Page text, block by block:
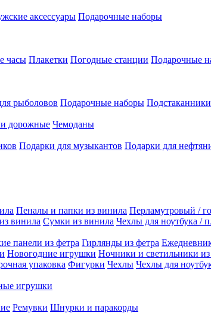
аксессуары Подарочные наборы
часы Плакетки Погодные станции Подарочные
рыболовов Подарочные наборы Подстаканники
дорожные Чемоданы
Подарки для музыкантов Подарки для
Пеналы и папки из винила Перламутровый /
винила Сумки из винила Чехлы для ноутбука /
панели из фетра Гирлянды из фетра
Новогодние игрушки Ночники и светильники из
упаковка Фигурки Чехлы Чехлы для
игрушки
Ремувки Шнурки и паракорды